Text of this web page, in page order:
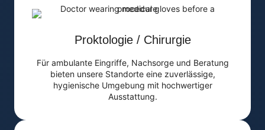
Proktologie / Chirurgie
Für ambulante Eingriffe, Nachsorge und Beratung
bieten unsere Standorte eine zuverlässige,
hygienische Umgebung mit hochwertiger
Ausstattung.